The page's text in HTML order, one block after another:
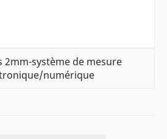
2mm-système de mesure
numérique